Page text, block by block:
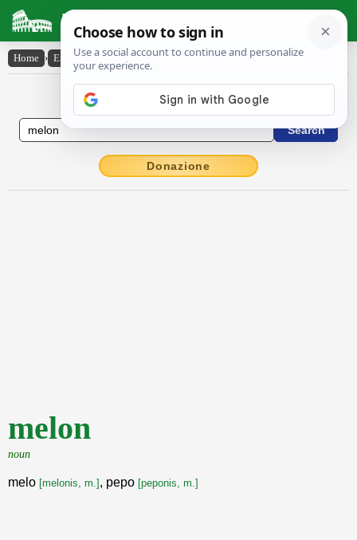
Latin Dictionary
Home › English-Latin › melon
English to Latin Dictionary
Donazione
melon
noun
melo [melonis, m.] , pepo [peponis, m.]